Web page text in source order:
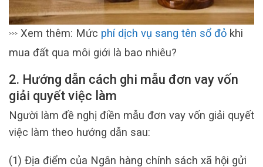
>>> Xem thêm: Mức phí dịch vụ sang tên sổ đỏ khi
mua đất qua môi giới là bao nhiêu?
2. Hướng dẫn cách ghi mẫu đơn vay vốn
giải quyết việc làm
Người làm đề nghị điền mẫu đơn vay vốn giải quyết
việc làm theo hướng dẫn sau:
(1) Địa điểm của Ngân hàng chính sách xã hội gửi